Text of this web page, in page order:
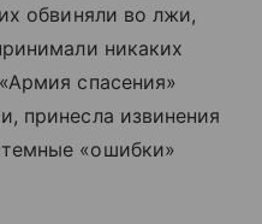
обвиняли во лжи,
никаких
спасения»
принесла извинения
«ошибки»